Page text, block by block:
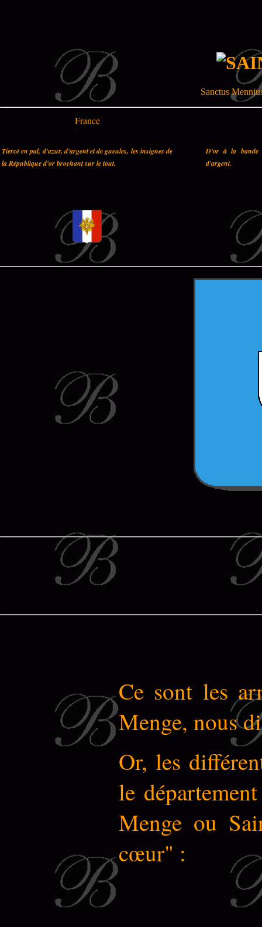
Sanctus
France
Tiercé en pal, d'azur, d'argent et de gueules, les insignes de
la République d'or brochant sur le tout.
D'or à la bande
d'argent.
Ce sont les
Menge, nous
Or, les
le
Menge ou
cœur" :